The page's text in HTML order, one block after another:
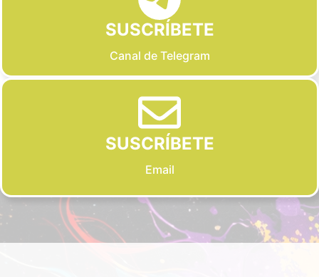
SUSCRÍBETE
Canal de Telegram
SUSCRÍBETE
Email